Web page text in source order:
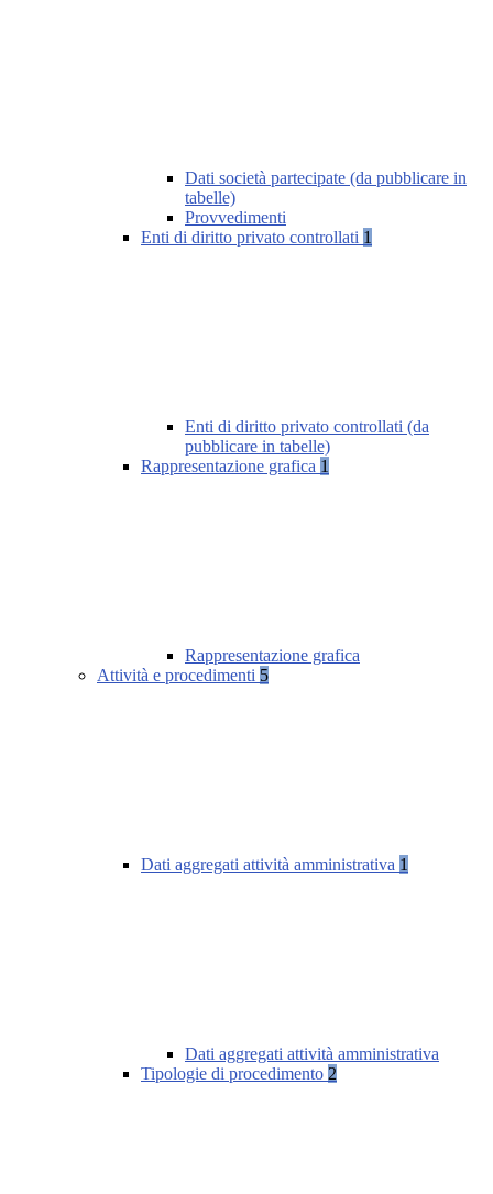
Dati società partecipate (da pubblicare in
tabelle)
Provvedimenti
Enti di diritto privato controllati 1
Enti di diritto privato controllati (da
pubblicare in tabelle)
Rappresentazione grafica 1
Rappresentazione grafica
Attività e procedimenti 5
Dati aggregati attività amministrativa 1
Dati aggregati attività amministrativa
Tipologie di procedimento 2